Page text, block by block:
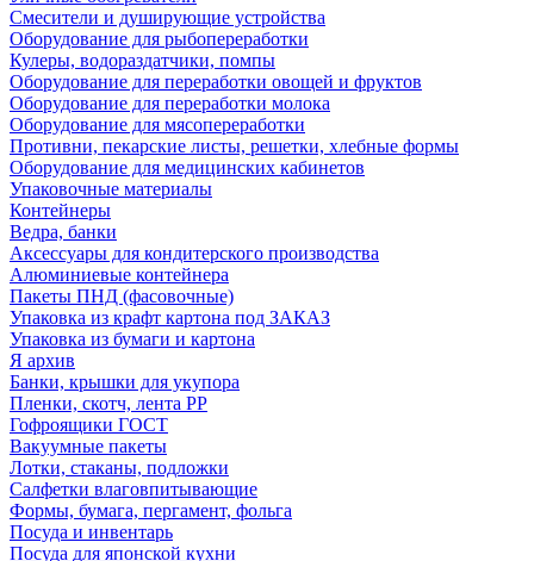
Смесители и душирующие устройства
Оборудование для рыбопереработки
Кулеры, водораздатчики, помпы
Оборудование для переработки овощей и фруктов
Оборудование для переработки молока
Оборудование для мясопереработки
Противни, пекарские листы, решетки, хлебные формы
Оборудование для медицинских кабинетов
Упаковочные материалы
Контейнеры
Ведра, банки
Аксессуары для кондитерского производства
Алюминиевые контейнера
Пакеты ПНД (фасовочные)
Упаковка из крафт картона под ЗАКАЗ
Упаковка из бумаги и картона
Я архив
Банки, крышки для укупора
Пленки, скотч, лента РР
Гофроящики ГОСТ
Вакуумные пакеты
Лотки, стаканы, подложки
Салфетки влаговпитывающие
Формы, бумага, пергамент, фольга
Посуда и инвентарь
Посуда для японской кухни